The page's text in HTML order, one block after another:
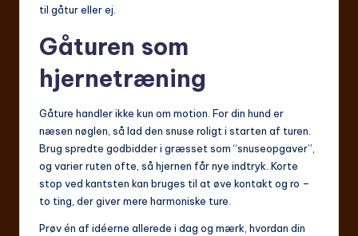
til gåtur eller ej.
Gåturen som
hjernetræning
Gåture handler ikke kun om motion. For din hund er
næsen nøglen, så lad den snuse roligt i starten af turen.
Brug spredte godbidder i græsset som “snuseopgaver”,
og varier ruten ofte, så hjernen får nye indtryk. Korte
stop ved kantsten kan bruges til at øve kontakt og ro –
to ting, der giver mere harmoniske ture.
Prøv én af idéerne allerede i dag og mærk, hvordan din